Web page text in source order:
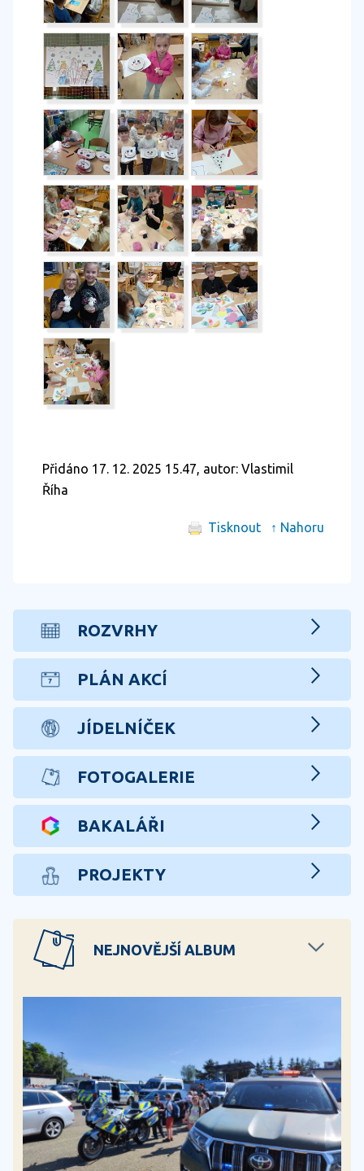
Přidáno 17. 12. 2025 15.47, autor: Vlastimil
Říha
Tisknout ↑ Nahoru
ROZVRHY
PLÁN AKCÍ
JÍDELNÍČEK
FOTOGALERIE
BAKALÁŘI
PROJEKTY
NEJNOVĚJŠÍ ALBUM